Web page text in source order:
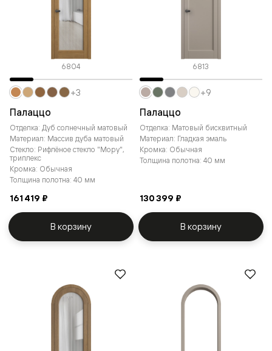
6804
Палаццо
Отделка: Дуб солнечный матовый
Материал: Массив дуба матовый
Стекло: Рифлёное стекло "Мору",
триплекс
Кромка: Обычная
Толщина полотна: 40 мм
161 419 ₽
+3
В корзину
6813
Палаццо
Отделка: Матовый бисквитный
Материал: Гладкая эмаль
Кромка: Обычная
Толщина полотна: 40 мм
130 399 ₽
+9
В корзину